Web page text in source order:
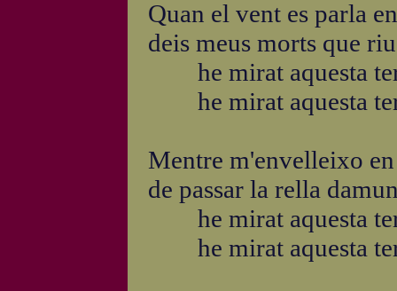
Quan el vent es parla
deis meus morts que
he mirat aquesta
he mirat aquesta
Mentre m'envelleixo
de passar la rella
he mirat aquesta
he mirat aquesta